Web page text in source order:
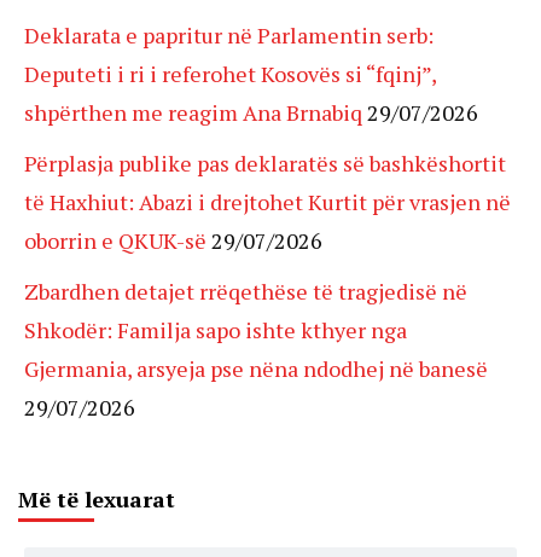
Deklarata e papritur në Parlamentin serb:
Deputeti i ri i referohet Kosovës si “fqinj”,
shpërthen me reagim Ana Brnabiq 29/07/2026
Përplasja publike pas deklaratës së bashkëshortit
të Haxhiut: Abazi i drejtohet Kurtit për vrasjen në
oborrin e QKUK-së 29/07/2026
Zbardhen detajet rrëqethëse të tragjedisë në
Shkodër: Familja sapo ishte kthyer nga
Gjermania, arsyeja pse nëna ndodhej në banesë
29/07/2026
Më të lexuarat